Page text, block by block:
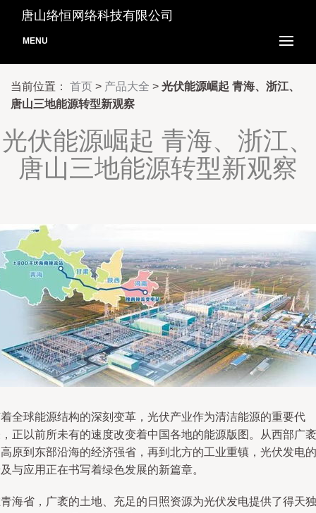
唐山络恒网络科技有限公司
MENU
当前位置： 首页 > 产品大全 > 光伏能源崛起 青海、浙江、
唐山三地能源转型新观察
光伏能源崛起 青海、浙江、
唐山三地能源转型新观察
全球能源结构的深刻变革，光伏产业作为清洁能源的重要代
正以前所未有的速度改变着中国各地的能源版图。从西部广袤
原到东部沿海的经济强省，再到北方的工业重镇，光伏发电的
与应用正在书写着绿色发展的新篇章。
海省，广袤的土地、充足的日照资源为光伏发电提供了得天独